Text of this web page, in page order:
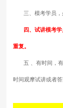
三、模考学员，
四、试讲模考
重复。
五 、有时间，有
时间观摩试讲或者